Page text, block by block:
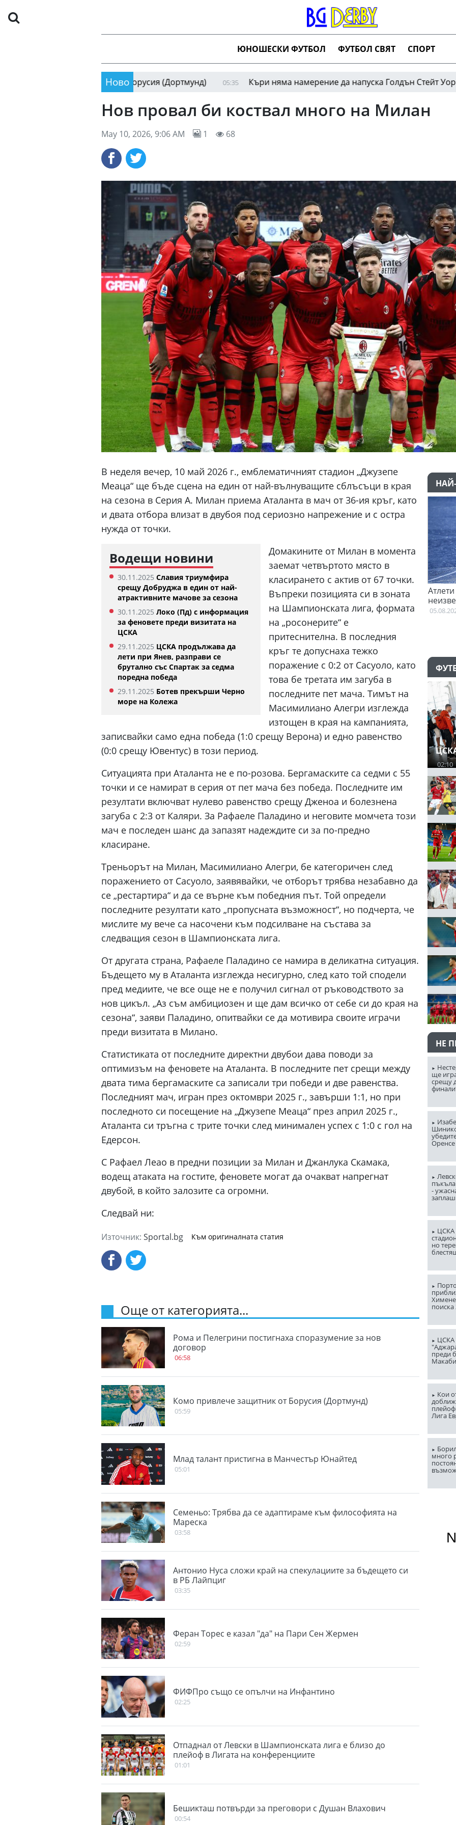
ЮНОШЕСКИ ФУТБОЛ ФУТБОЛ СВЯТ СПОРТ
Ново
06:58 Рома и Пелегрини постигнаха споразумение за нов договор 05:59 Комо
Нов провал би коствал много на Милан
May 10, 2026, 9:06 AM 1 68
В неделя вечер, 10 май 2026 г., емблематичният стадион „Джузепе
Меаца“ ще бъде сцена на един от най-вълнуващите сблъсъци в края
на сезона в Серия А. Милан приема Аталанта в мач от 36-ия кръг, като
и двата отбора влизат в двубоя под сериозно напрежение и с остра
нужда от точки.
Водещи новини
30.11.2025 Славия триумфира
срещу Добруджа в един от най-
атрактивните мачове за сезона
30.11.2025 Локо (Пд) с информация
за феновете преди визитата на
ЦСКА
29.11.2025 ЦСКА продължава да
лети при Янев, разправи се
брутално със Спартак за седма
поредна победа
29.11.2025 Ботев прекърши Черно
море на Колежа
Домакините от Милан в момента
заемат четвъртото място в
класирането с актив от 67 точки.
Въпреки позицията си в зоната
на Шампионската лига, формата
на „росонерите“ е
притеснителна. В последния
кръг те допуснаха тежко
поражение с 0:2 от Сасуоло, като
това бе третата им загуба в
последните пет мача. Тимът на
Масимилиано Алегри изглежда
изтощен в края на кампанията,
записвайки само една победа (1:0 срещу Верона) и едно равенство
(0:0 срещу Ювентус) в този период.
Ситуацията при Аталанта не е по-розова. Бергамаските са седми с 55
точки и се намират в серия от пет мача без победа. Последните им
резултати включват нулево равенство срещу Дженоа и болезнена
загуба с 2:3 от Каляри. За Рафаеле Паладино и неговите момчета този
мач е последен шанс да запазят надеждите си за по-предно
класиране.
Треньорът на Милан, Масимилиано Алегри, бе категоричен след
поражението от Сасуоло, заявявайки, че отборът трябва незабавно да
се „рестартира“ и да се върне към победния път. Той определи
последните резултати като „пропусната възможност“, но подчерта, че
мислите му вече са насочени към подсилване на състава за
следващия сезон в Шампионската лига.
От другата страна, Рафаеле Паладино се намира в деликатна ситуация.
Бъдещето му в Аталанта изглежда несигурно, след като той сподели
пред медиите, че все още не е получил сигнал от ръководството за
нов цикъл. „Аз съм амбициозен и ще дам всичко от себе си до края на
сезона“, заяви Паладино, опитвайки се да мотивира своите играчи
преди визитата в Милано.
Статистиката от последните директни двубои дава поводи за
оптимизъм на феновете на Аталанта. В последните пет срещи между
двата тима бергамаските са записали три победи и две равенства.
Последният мач, игран през октомври 2025 г., завърши 1:1, но при
последното си посещение на „Джузепе Меаца“ през април 2025 г.,
Аталанта си тръгна с трите точки след минимален успех с 1:0 с гол на
Едерсон.
С Рафаел Леао в предни позиции за Милан и Джанлука Скамака,
водещ атаката на гостите, феновете могат да очакват напрегнат
двубой, в който залозите са огромни.
Следвай ни:
Източник: Sportal.bg Към оригиналната статия
Още от категорията...
Рома и Пелегрини постигнаха споразумение за нов
договор
06:58
Комо привлече защитник от Борусия (Дортмунд)
05:59
Млад талант пристигна в Манчестър Юнайтед
05:01
Семеньо: Трябва да се адаптираме към философията на
Мареска
03:58
Антонио Нуса сложи край на спекулациите за бъдещето си
в РБ Лайпциг
03:35
Феран Торес е казал "да" на Пари Сен Жермен
02:59
ФИФПро също се опълчи на Инфантино
02:25
Отпаднал от Левски в Шампионската лига е близо до
плейоф в Лигата на конференциите
01:01
Бешикташ потвърди за преговори с Душан Влахович
00:54
Денвър Нъгетс взе звезда от
Феран Торес е казал "да" на Пари Сен
Жермен
02:59
Атлети от Пакистан и Уганда са в
неизвестност след Игрите на
Британската общност
05.08.2026
02:10
НЕ
ще
срещу
Оренсе
-
ЦСКА
но
ЦСКА
преди
Кои
Лига
много